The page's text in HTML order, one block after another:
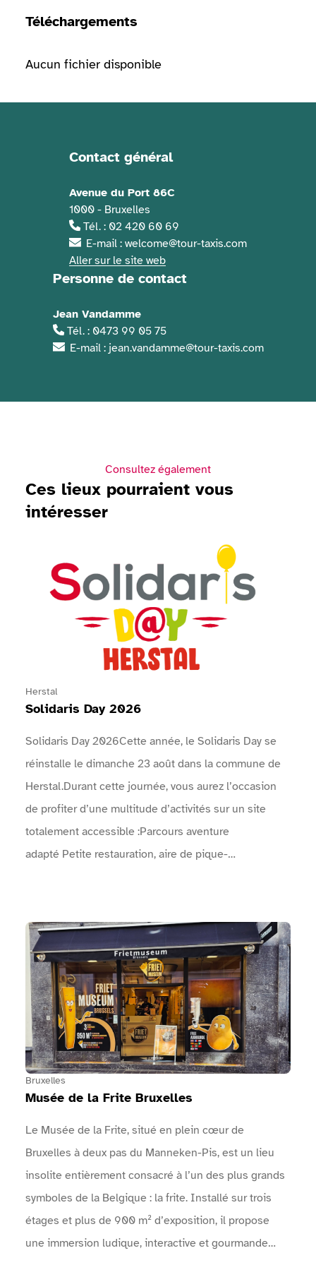
Téléchargements
Aucun fichier disponible
Informations de contact
Contact général
Avenue du Port 86C
1000 - Bruxelles
Tél. : 02 420 60 69
E-mail : welcome@tour-taxis.com
Aller sur le site web
Personne de contact
Jean Vandamme
Tél. : 0473 99 05 75
E-mail : jean.vandamme@tour-taxis.com
Consultez également
Ces lieux pourraient vous
intéresser
Herstal
Solidaris Day 2026
Solidaris Day 2026Cette année, le Solidaris Day se
réinstalle le dimanche 23 août dans la commune de
Herstal.Durant cette journée, vous aurez l’occasion
de profiter d’une multitude d’activités sur un site
totalement accessible :Parcours aventure
adapté Petite restauration, aire de pique-
dimanche 23 août ! Vous ne serez pas déçus !Le
programme complet des concerts, animations, sports,
… : Une arche permet d'identifier l'entrée de
l'événement.Un point info est présent près des
entrées.Des zones sanitaires sont à disposition.Des
points d'eau sont mis à disposition.Une vidéo en
langue des signes réalisée par Surdimobil, présente
l'événement sur le site internet de l'événement
Bruxelles
Musée de la Frite Bruxelles
Le Musée de la Frite, situé en plein cœur de
Bruxelles à deux pas du Manneken-Pis, est un lieu
insolite entièrement consacré à l’un des plus grands
symboles de la Belgique : la frite. Installé sur trois
étages et plus de 900 m² d’exposition, il propose
une immersion ludique, interactive et gourmande
Voir Musée de la Frite Bruxelles